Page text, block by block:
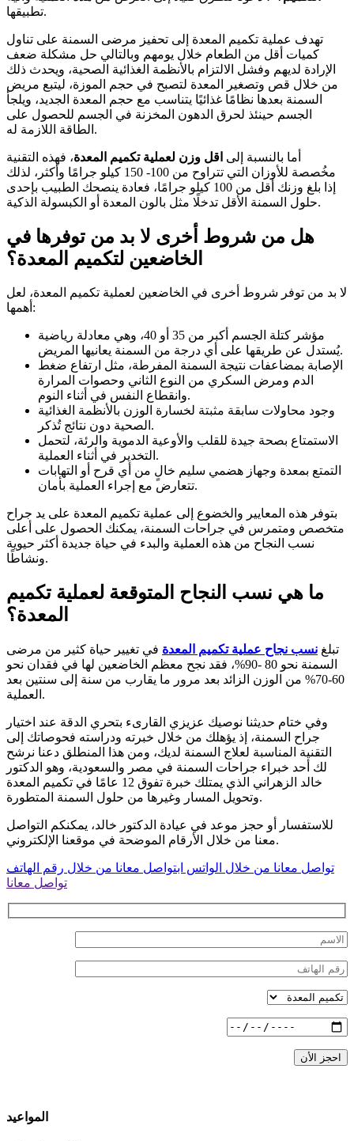
تطبيقها.
تهدف عملية تكميم المعدة إلى تحفيز مرضى السمنة على تناول
كميات أقل من الطعام خلال يومهم وبالتالي حل مشكلة ضعف
الإرادة لديهم وفشل الالتزام بالأنظمة الغذائية الصحية، ويحدث ذلك
من خلال قص وتصغير المعدة لتصبح في حجم الموزة، ليتبع مريض
السمنة بعدها نظامًا غذائيًا يتناسب مع حجم المعدة الجديد، ويلجأ
الجسم حينئذ لحرق الدهون المخزنة في الجسم للحصول على
الطاقة اللازمة له.
أما بالنسبة إلى اقل وزن لعملية تكميم المعدة، فهذه التقنية
مخُصصة للأوزان التي تتراوح من 100- 150 كيلو جرامًا وأكثر، لذلك
إذا بلغ وزنك أقل من 100 كيلو جرامًا، فعادة ينصحك الطبيب بإحدى
حلول السمنة الأقل تدخلًا مثل بالون المعدة أو الكبسولة الذكية.
هل من شروط أخرى لا بد من توفرها في
الخاضعين لتكميم المعدة؟
لا بد من توفر شروط أخرى في الخاضعين لعملية تكميم المعدة، لعل
أهمها:
مؤشر كتلة الجسم أكبر من 35 أو 40، وهي معادلة رياضية
يُستدل عن طريقها على أي درجة من السمنة يعانيها المريض.
الإصابة بمضاعفات نتيجة السمنة المفرطة، مثل ارتفاع ضغط
الدم ومرض السكري من النوع الثاني وحصوات المرارة
وانقطاع النفس في أثناء النوم.
وجود محاولات سابقة مثبتة لخسارة الوزن بالأنظمة الغذائية
الصحية دون نتائج تُذكر.
الاستمتاع بصحة جيدة للقلب والأوعية الدموية والرئة، لتحمل
التخدير في أثناء العملية.
التمتع بمعدة وجهاز هضمي سليم خالٍ من أي قرح أو التهابات
تتعارض مع إجراء العملية بأمان.
بتوفر هذه المعايير والخضوع إلى عملية تكميم المعدة على يد جراح
متخصص ومتمرس في جراحات السمنة، يمكنك الحصول على أعلى
نسب النجاح من هذه العملية والبدء في حياة جديدة أكثر حيوية
ونشاطًا.
ما هي نسب النجاح المتوقعة لعملية تكميم
المعدة؟
تبلغ نسب نجاح عملية تكميم المعدة في تغيير حياة كثير من مرضى
السمنة نحو 80 -90%، فقد نجح معظم الخاضعين لها في فقدان نحو
60-70% من الوزن الزائد بعد مرور ما يقارب من سنة إلى سنتين بعد
العملية.
وفي ختام حديثنا نوصيك عزيزي القارىء بتحري الدقة عند اختيار
جراح السمنة، إذ يؤهلك من خلال خبرته ودراسته فحوصاتك إلى
التقنية المناسبة لعلاج السمنة لديك، ومن هذا المنطلق دعنا نرشح
لك أحد خبراء جراحات السمنة في مصر والسعودية، وهو الدكتور
خالد الزهراني الذي يمتلك خبرة تفوق 12 عامًا في تكميم المعدة
وتحويل المسار وغيرها من حلول السمنة المتطورة.
للاستفسار أو حجز موعد في عيادة الدكتور خالد، يمكنكم التواصل
معنا من خلال الأرقام الموضحة في موقعنا الإلكتروني.
تواصل معانا من خلال الواتس ابتواصل معانا من خلال رقم الهاتف
تواصل معانا
احجز الأن
المواعيد